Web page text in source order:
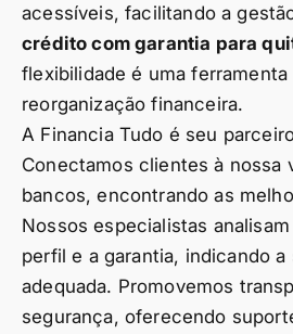
acessíveis, facilitando a
crédito com garantia para
flexibilidade é uma ferramenta
reorganização financeira.
A Financia Tudo é seu
Conectamos clientes à nossa
bancos, encontrando as
Nossos especialistas
perfil e a garantia, indicando a
adequada. Promovemos
segurança, oferecendo